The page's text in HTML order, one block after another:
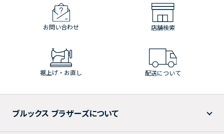
お問い合わせ 店舗検索
裾上げ・お直し 配送について
ブルックス ブラザーズについて